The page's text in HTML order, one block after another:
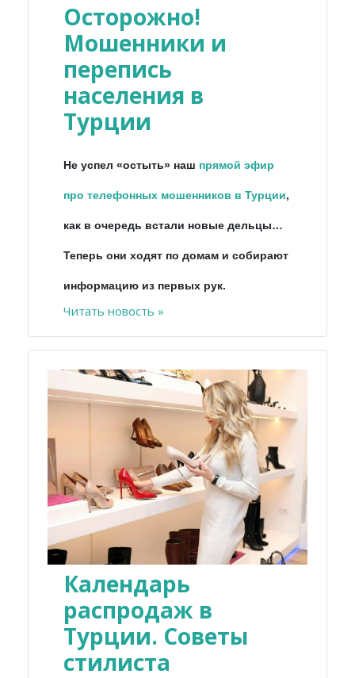
Осторожно!
Мошенники и
перепись
населения в
Турции
Не успел «остыть» наш прямой эфир
про телефонных мошенников в Турции,
как в очередь встали новые дельцы…
Теперь они ходят по домам и собирают
информацию из первых рук.
Читать новость »
Календарь
распродаж в
Турции. Советы
стилиста